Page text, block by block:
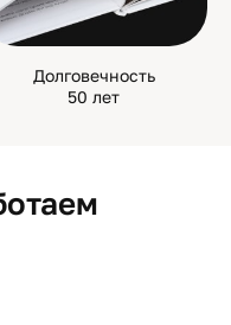
Долговечность
50 лет